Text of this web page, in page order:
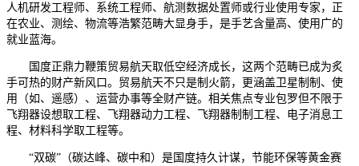
人机研发工程师、系统工程师、航测数据处置师或行业使用专家，正
在农业、测绘、物流等浩繁范畴大显身手，是手艺含量高、使用广的
就业蓝海。
国度正鼎力鞭策贸易航天取低空经济成长，这两个范畴已成为炙
手可热的财产新风口。贸易航天不只是制火箭，更涵盖卫星制制、使
用（如、遥感）、运营办事等全财产链。相关焦点专业包罗但不限于
飞翔器设想取工程、飞翔器动力工程、飞翔器制制工程、电子消息工
程、材料科学取工程等。
“双碳”（碳达峰、碳中和）是国度持久计谋，节能环保等黄金赛